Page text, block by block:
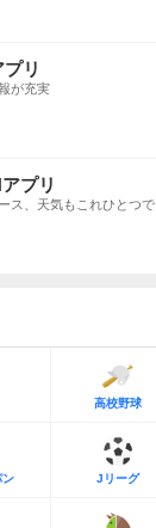
リ
が充実
プリ
ス、天気もこれひとつで
高校野球
ン Jリーグ